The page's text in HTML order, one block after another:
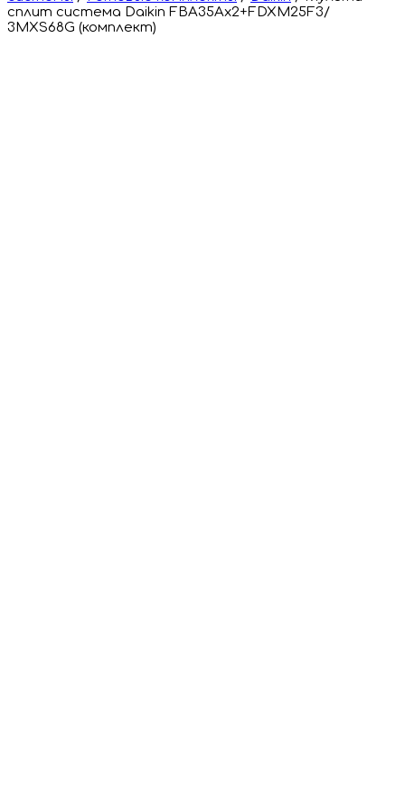
сплит система Daikin FBA35Ax2+FDXM25F3/
3MXS68G (комплект)